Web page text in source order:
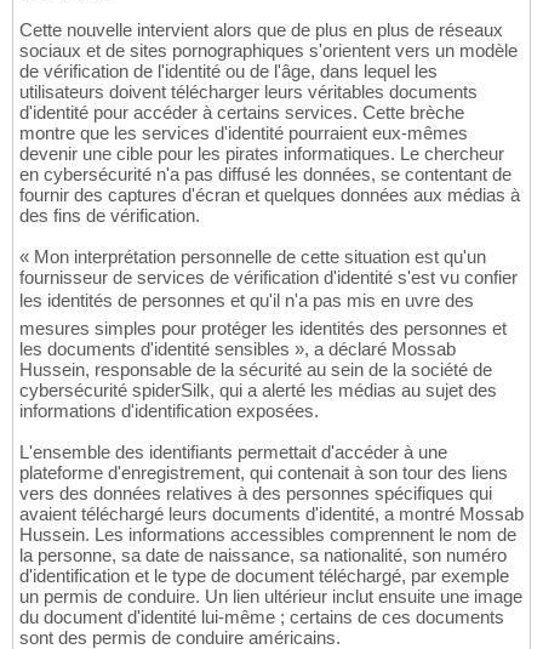
Cette nouvelle intervient alors que de plus en plus de réseaux
sociaux et de sites pornographiques s'orientent vers un modèle
de vérification de l'identité ou de l'âge, dans lequel les
utilisateurs doivent télécharger leurs véritables documents
d'identité pour accéder à certains services. Cette brèche
montre que les services d'identité pourraient eux-mêmes
devenir une cible pour les pirates informatiques. Le chercheur
en cybersécurité n'a pas diffusé les données, se contentant de
fournir des captures d'écran et quelques données aux médias à
des fins de vérification.
« Mon interprétation personnelle de cette situation est qu'un
fournisseur de services de vérification d'identité s'est vu confier
les identités de personnes et qu'il n'a pas mis en uvre des
mesures simples pour protéger les identités des personnes et
les documents d'identité sensibles », a déclaré Mossab
Hussein, responsable de la sécurité au sein de la société de
cybersécurité spiderSilk, qui a alerté les médias au sujet des
informations d'identification exposées.
L'ensemble des identifiants permettait d'accéder à une
plateforme d'enregistrement, qui contenait à son tour des liens
vers des données relatives à des personnes spécifiques qui
avaient téléchargé leurs documents d'identité, a montré Mossab
Hussein. Les informations accessibles comprennent le nom de
la personne, sa date de naissance, sa nationalité, son numéro
d'identification et le type de document téléchargé, par exemple
un permis de conduire. Un lien ultérieur inclut ensuite une image
du document d'identité lui-même ; certains de ces documents
sont des permis de conduire américains.